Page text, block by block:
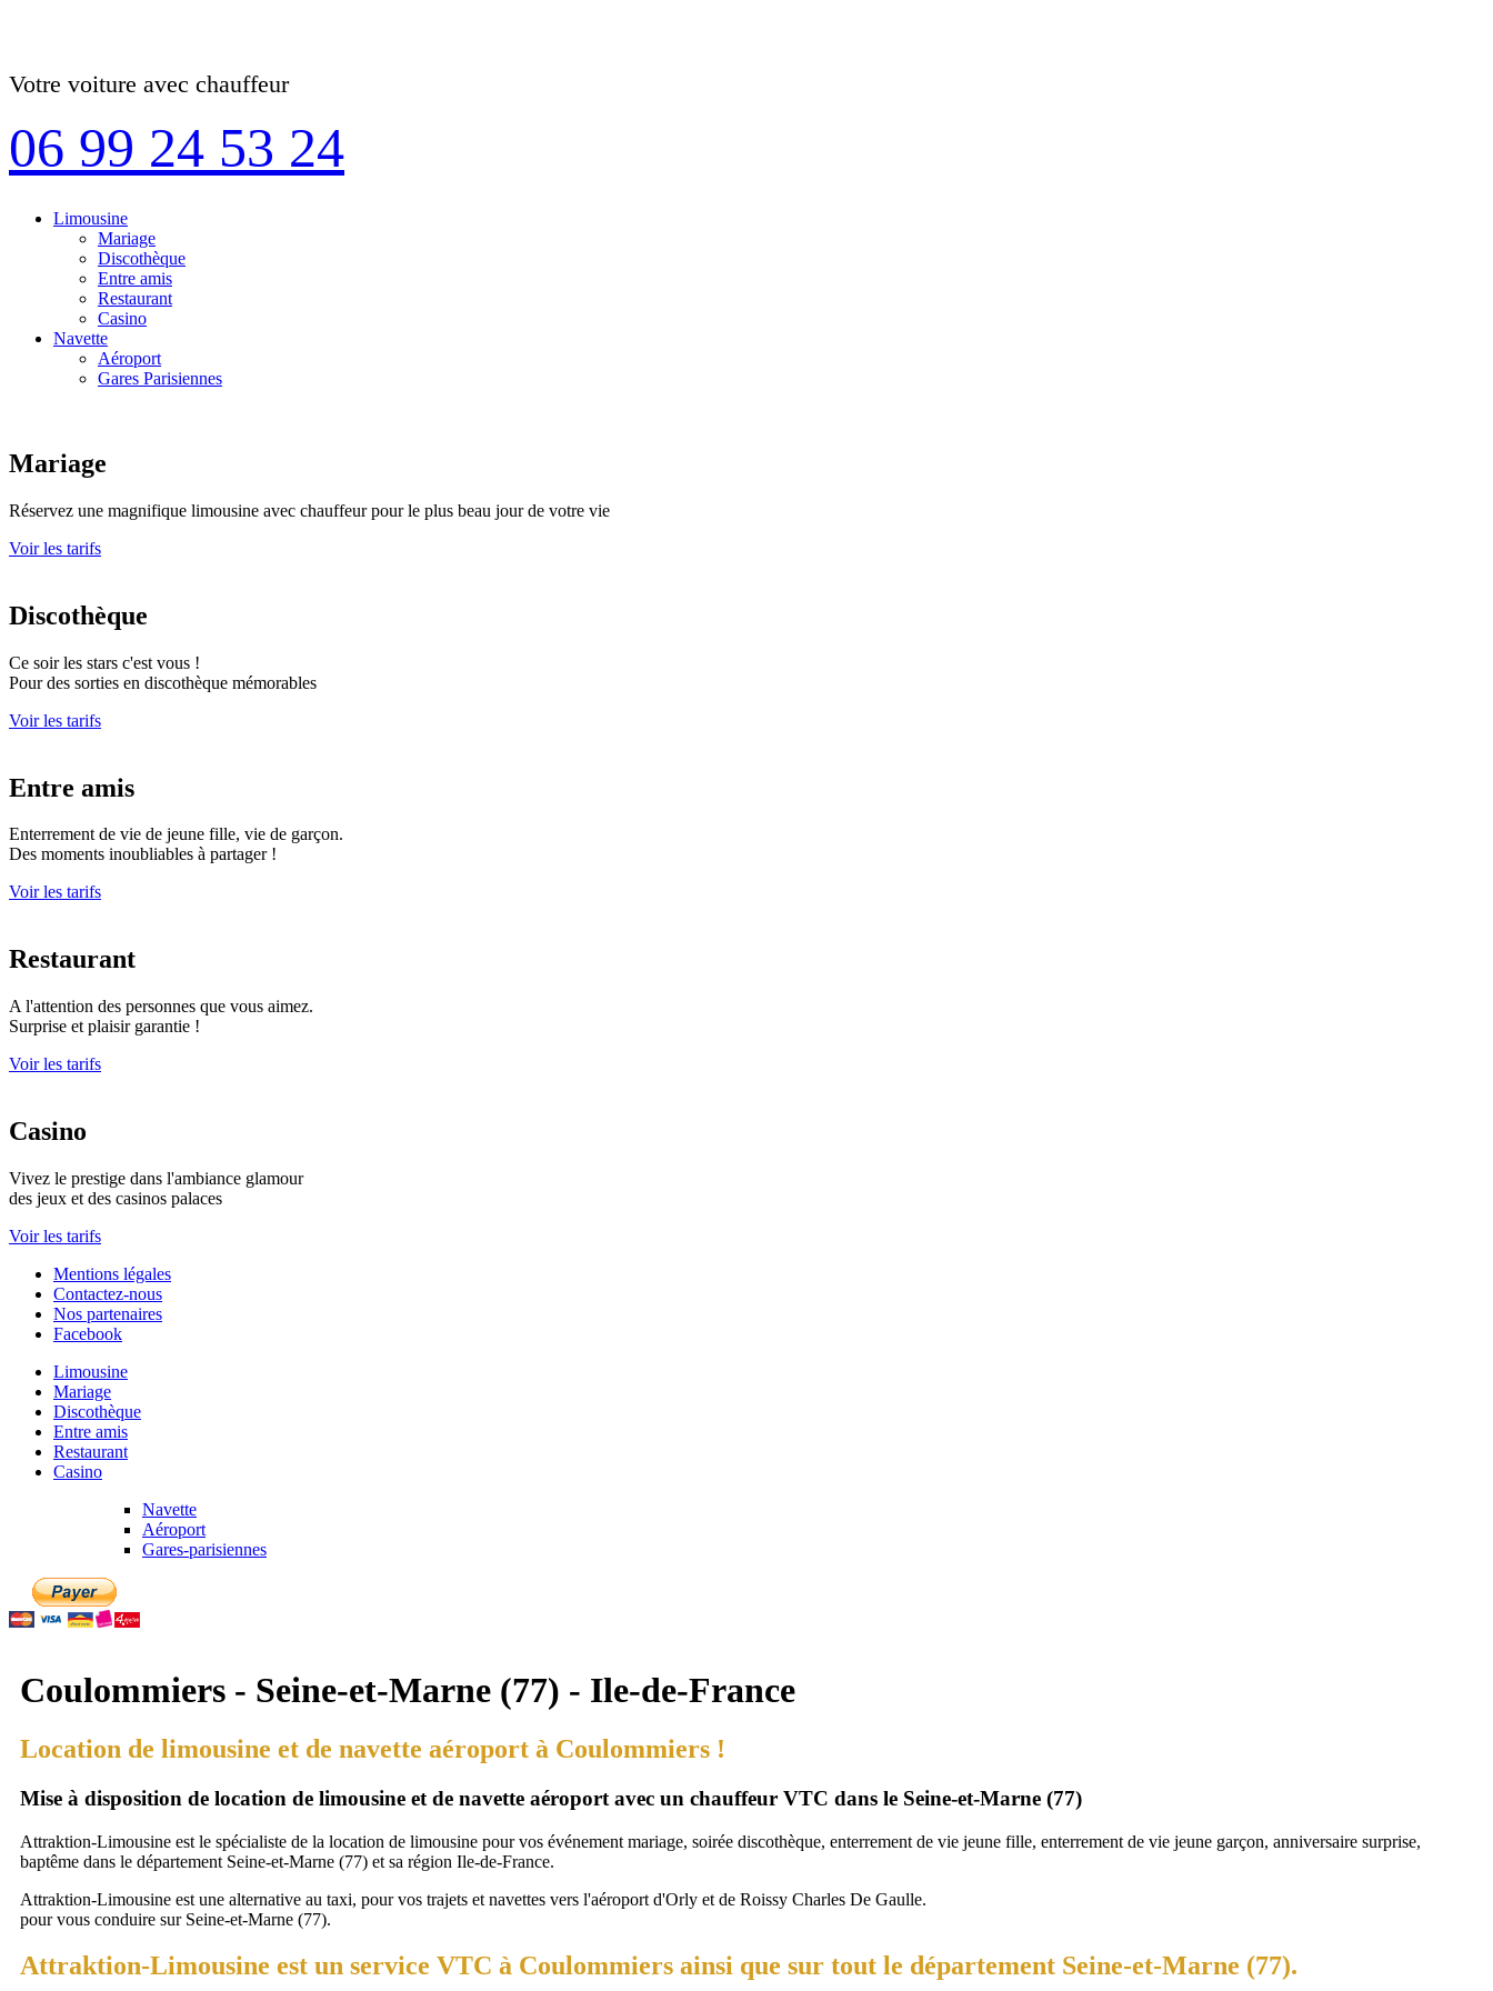
Votre voiture avec chauffeur
06 99 24 53 24
Limousine
Mariage
Discothèque
Entre amis
Restaurant
Casino
Navette
Aéroport
Gares Parisiennes
Mariage
Réservez une magnifique limousine avec chauffeur pour le plus beau jour de votre vie
Voir les tarifs
Discothèque
Ce soir les stars c'est vous !
Pour des sorties en discothèque mémorables
Voir les tarifs
Entre amis
Enterrement de vie de jeune fille, vie de garçon.
Des moments inoubliables à partager !
Voir les tarifs
Restaurant
A l'attention des personnes que vous aimez.
Surprise et plaisir garantie !
Voir les tarifs
Casino
Vivez le prestige dans l'ambiance glamour
des jeux et des casinos palaces
Voir les tarifs
Mentions légales
Contactez-nous
Nos partenaires
Facebook
Limousine
Mariage
Discothèque
Entre amis
Restaurant
Casino
Navette
Aéroport
Gares-parisiennes
Coulommiers - Seine-et-Marne (77) - Ile-de-France
Location de limousine et de navette aéroport à Coulommiers !
Mise à disposition de location de limousine et de navette aéroport avec un chauffeur VTC dans le Seine-et-Marne (77)
Attraktion-Limousine est le spécialiste de la location de limousine pour vos événement mariage, soirée discothèque, enterrement de vie jeune fille, enterrement de vie jeune garçon, anniversaire surprise,
baptême dans le département Seine-et-Marne (77) et sa région Ile-de-France.
Attraktion-Limousine est une alternative au taxi, pour vos trajets et navettes vers l'aéroport d'Orly et de Roissy Charles De Gaulle.
pour vous conduire sur Seine-et-Marne (77).
Attraktion-Limousine est un service VTC à Coulommiers ainsi que sur tout le département Seine-et-Marne (77).